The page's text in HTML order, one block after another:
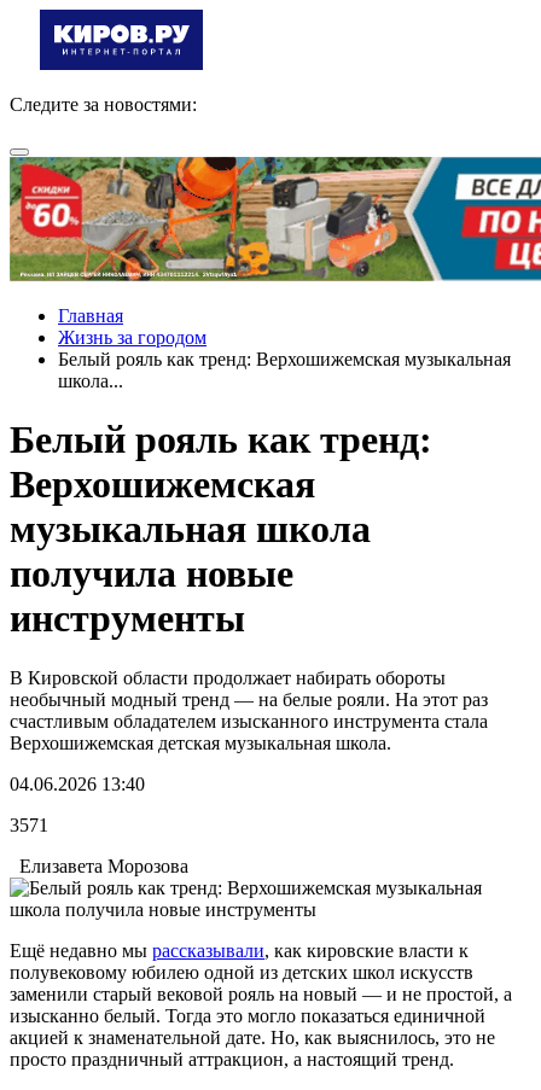
Следите за новостями:
Главная
Жизнь за городом
Белый рояль как тренд: Верхошижемская музыкальная
школа...
Белый рояль как тренд:
Верхошижемская
музыкальная школа
получила новые
инструменты
В Кировской области продолжает набирать обороты
необычный модный тренд — на белые рояли. На этот раз
счастливым обладателем изысканного инструмента стала
Верхошижемская детская музыкальная школа.
04.06.2026 13:40
3571
Елизавета Морозова
Ещё недавно мы рассказывали, как кировские власти к
полувековому юбилею одной из детских школ искусств
заменили старый вековой рояль на новый — и не простой, а
изысканно белый. Тогда это могло показаться единичной
акцией к знаменательной дате. Но, как выяснилось, это не
просто праздничный аттракцион, а настоящий тренд.